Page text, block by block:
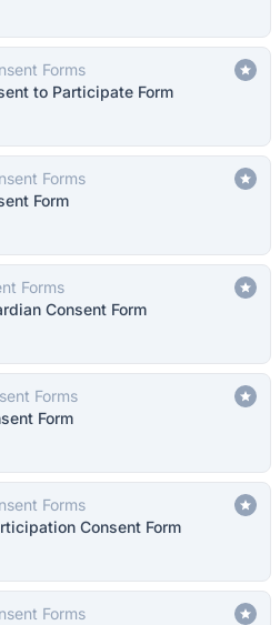
Forms
to Participate Form
Forms
Form
Forms
Consent Form
Forms
Form
Forms
Consent Form
Forms